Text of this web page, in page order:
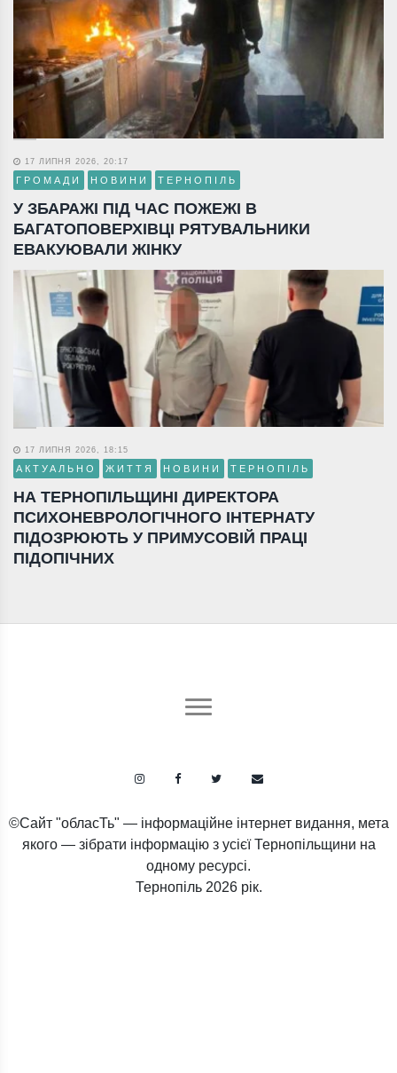
17 ЛИПНЯ 2026, 20:17
ГРОМАДИ НОВИНИ ТЕРНОПІЛЬ
У ЗБАРАЖІ ПІД ЧАС ПОЖЕЖІ В
БАГАТОПОВЕРХІВЦІ РЯТУВАЛЬНИКИ
ЕВАКУЮВАЛИ ЖІНКУ
17 ЛИПНЯ 2026, 18:15
АКТУАЛЬНО ЖИТТЯ НОВИНИ ТЕРНОПІЛЬ
НА ТЕРНОПІЛЬЩИНІ ДИРЕКТОРА
ПСИХОНЕВРОЛОГІЧНОГО ІНТЕРНАТУ
ПІДОЗРЮЮТЬ У ПРИМУСОВІЙ ПРАЦІ
ПІДОПІЧНИХ
©Сайт "обласТь" — інформаційне інтернет видання, мета
якого — зібрати інформацію з усієї Тернопільщини на
одному ресурсі.
Тернопіль 2026 рік.